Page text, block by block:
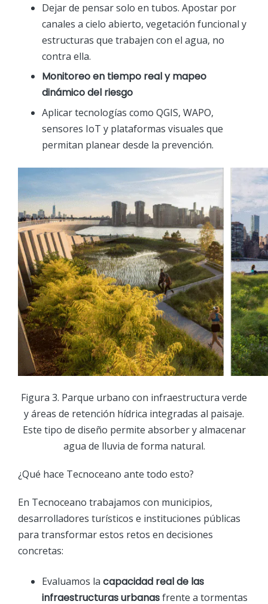
Dejar de pensar solo en tubos. Apostar por
canales a cielo abierto, vegetación funcional y
estructuras que trabajen con el agua, no
contra ella.
Monitoreo en tiempo real y mapeo
dinámico del riesgo
Aplicar tecnologías como QGIS, WAPO,
sensores IoT y plataformas visuales que
permitan planear desde la prevención.
Figura 3. Parque urbano con infraestructura verde
y áreas de retención hídrica integradas al paisaje.
Este tipo de diseño permite absorber y almacenar
agua de lluvia de forma natural.
¿Qué hace Tecnoceano ante todo esto?
En Tecnoceano trabajamos con municipios,
desarrolladores turísticos e instituciones públicas
para transformar estos retos en decisiones
concretas:
Evaluamos la capacidad real de las
infraestructuras urbanasfrente a tormentas